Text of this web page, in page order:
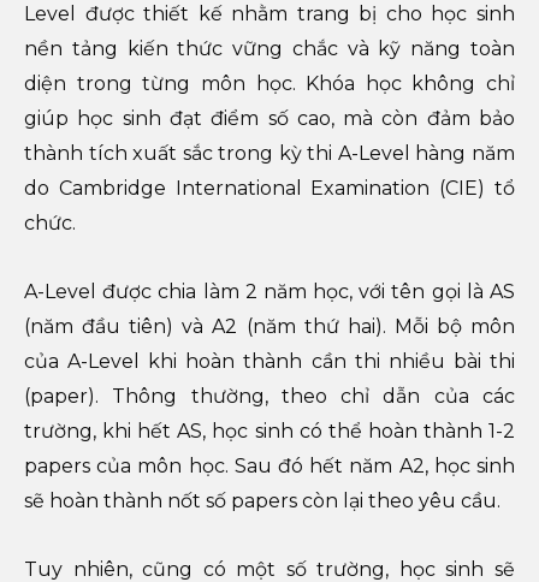
Level được thiết kế nhằm trang bị cho học sinh
nền tảng kiến thức vững chắc và kỹ năng toàn
diện trong từng môn học. Khóa học không chỉ
giúp học sinh đạt điểm số cao, mà còn đảm bảo
thành tích xuất sắc trong kỳ thi A-Level hàng năm
do Cambridge International Examination (CIE) tổ
chức.
A-Level được chia làm 2 năm học, với tên gọi là AS
(năm đầu tiên) và A2 (năm thứ hai). Mỗi bộ môn
của A-Level khi hoàn thành cần thi nhiều bài thi
(paper). Thông thường, theo chỉ dẫn của các
trường, khi hết AS, học sinh có thể hoàn thành 1-2
papers của môn học. Sau đó hết năm A2, học sinh
sẽ hoàn thành nốt số papers còn lại theo yêu cầu.
Tuy nhiên, cũng có một số trường, học sinh sẽ